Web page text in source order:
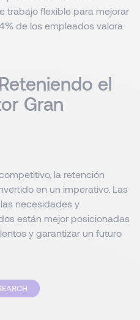
trabajo flexible para mejorar
de los empleados valora
el
Gran
la retención
en un imperativo. Las
necesidades y
están mejor posicionadas
y garantizar un futuro